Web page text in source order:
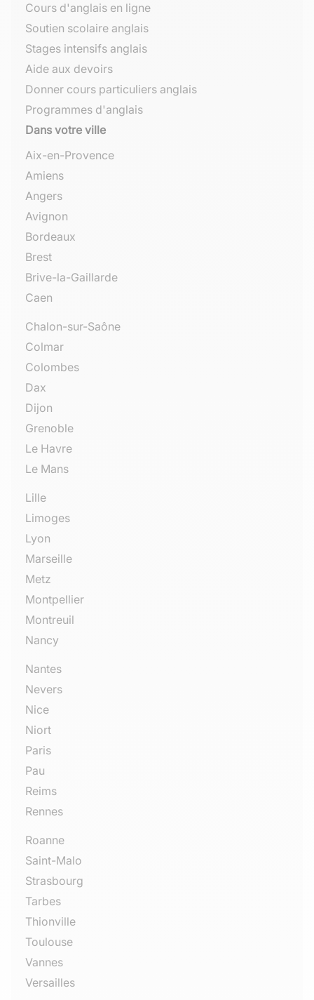
Cours d'anglais en ligne
Soutien scolaire anglais
Stages intensifs anglais
Aide aux devoirs
Donner cours particuliers anglais
Programmes d'anglais
Dans votre ville
Aix-en-Provence
Amiens
Angers
Avignon
Bordeaux
Brest
Brive-la-Gaillarde
Caen
Chalon-sur-Saône
Colmar
Colombes
Dax
Dijon
Grenoble
Le Havre
Le Mans
Lille
Limoges
Lyon
Marseille
Metz
Montpellier
Montreuil
Nancy
Nantes
Nevers
Nice
Niort
Paris
Pau
Reims
Rennes
Roanne
Saint-Malo
Strasbourg
Tarbes
Thionville
Toulouse
Vannes
Versailles